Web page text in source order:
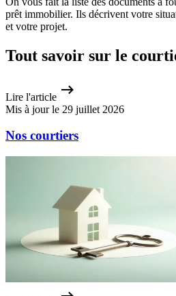
prêt immobilier. Ils décrivent votre
et votre projet.
Tout savoir sur le
Lire l'article
Mis à jour le 29 juillet 2026
Nos courtiers